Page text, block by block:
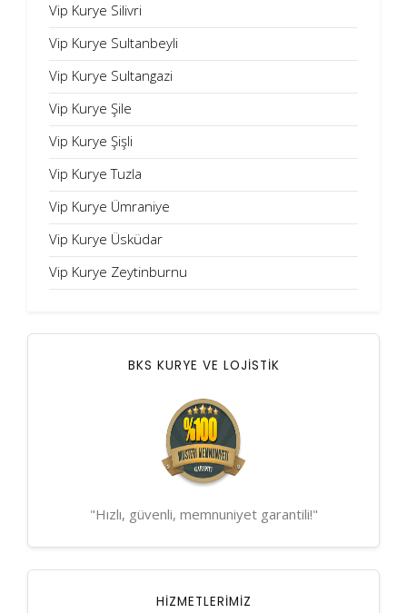
Vip Kurye Silivri
Vip Kurye Sultanbeyli
Vip Kurye Sultangazi
Vip Kurye Şile
Vip Kurye Şişli
Vip Kurye Tuzla
Vip Kurye Ümraniye
Vip Kurye Üsküdar
Vip Kurye Zeytinburnu
BKS KURYE VE LOJİSTİK
"Hızlı, güvenli, memnuniyet garantili!"
HIZMETLERIMIZ